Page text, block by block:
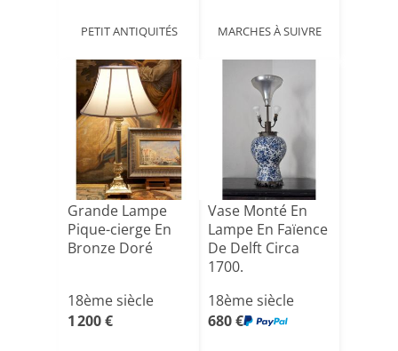
PETIT ANTIQUITÉS MARCHES À SUIVRE
Grande Lampe
Pique-cierge En
Bronze Doré
18ème siècle
1 200 €
Vase Monté En
Lampe En Faïence
De Delft Circa
1700.
18ème siècle
680 €